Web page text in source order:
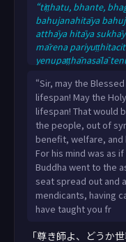
“tiṭṭhatu, bhante,
bahujanahitāya
atthāya hitāya
mārena
yenupaṭṭhānasālā
āmantesi:
abhiññā desitā, te vo
bhāvetabbā
addhaniyaṁ assa
“Sir, may the
lifespan! May the
lifespan! That would
the people, out of
benefit, welfare, and
For his mind was as
Buddha went to the
seat spread out and
mendicants, having
have taught you fr
「尊き師よ、どうか